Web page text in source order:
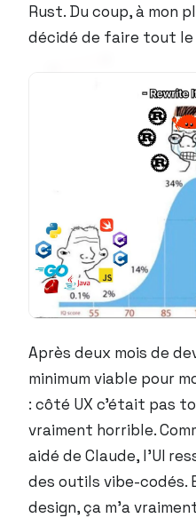
Rust. Du coup, à mon
décidé de faire tout le
Après deux mois de
minimum viable pour
: côté UX c’était pas
vraiment horrible.
aidé de Claude, l’UI
des outils vibe-codés.
design, ça m’a